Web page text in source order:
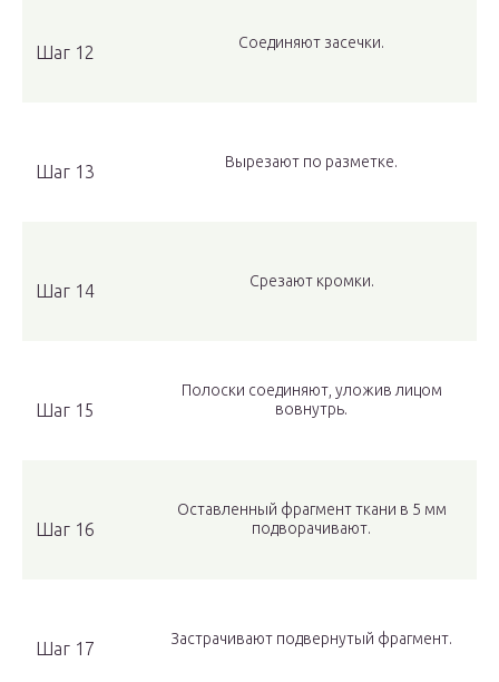
Шаг 12 Соединяют засечки.
Шаг 13 Вырезают по разметке.
Шаг 14 Срезают кромки.
Шаг 15
Полоски соединяют, уложив лицом
вовнутрь.
Шаг 16
Оставленный фрагмент ткани в 5 мм
подворачивают.
Шаг 17 Застрачивают подвернутый фрагмент.